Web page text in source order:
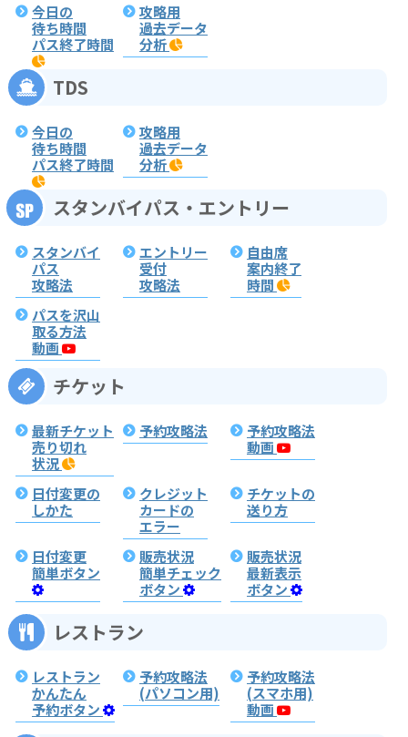
今日の
待ち時間
パス終了時間
攻略用
過去データ
分析
TDS
今日の
待ち時間
パス終了時間
攻略用
過去データ
分析
スタンバイパス・エントリー
スタンバイ
パス
攻略法
エントリー
受付
攻略法
自由席
案内終了
時間
パスを沢山
取る方法
動画
チケット
最新チケット
売り切れ
状況
予約攻略法
予約攻略法
動画
日付変更の
しかた
クレジット
カードの
エラー
チケットの
送り方
日付変更
簡単ボタン
販売状況
簡単チェック
ボタン
販売状況
最新表示
ボタン
レストラン
レストラン
かんたん
予約ボタン
予約攻略法
(パソコン用)
予約攻略法
(スマホ用)
動画